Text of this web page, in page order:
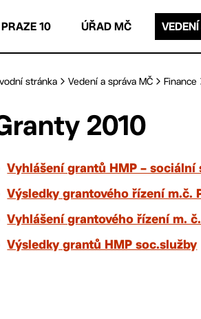
10 ÚŘAD MČ
stránka Vedení a správa MČ Finance
2010
Vyhlášení grantů HMP – sociální
Výsledky grantového řízení m.č.
Vyhlášení grantového řízení m.
Výsledky grantů HMP soc.služby